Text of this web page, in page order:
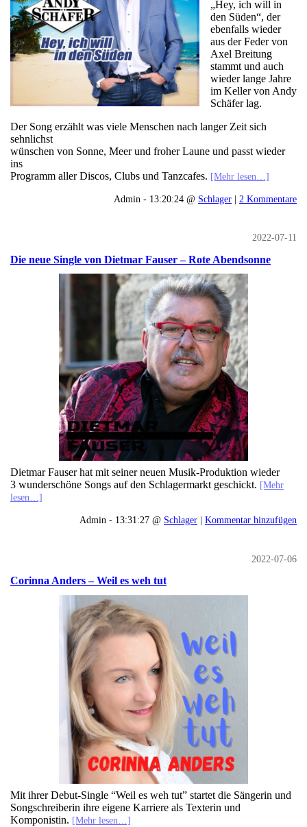
„Hey, ich will in
den Süden“, der
ebenfalls wieder
aus der Feder von
Axel Breitung
stammt und auch
wieder lange Jahre
im Keller von Andy
Schäfer lag.
Der Song erzählt was viele Menschen nach langer Zeit sich
sehnlichst
wünschen von Sonne, Meer und froher Laune und passt wieder
ins
Programm aller Discos, Clubs und Tanzcafes. [Mehr lesen…]
Admin - 13:20:24 @ Schlager | 2 Kommentare
2022-07-11
Die neue Single von Dietmar Fauser – Rote Abendsonne
Dietmar Fauser hat mit seiner neuen Musik-Produktion wieder
3 wunderschöne Songs auf den Schlagermarkt geschickt. [Mehr
lesen…]
Admin - 13:31:27 @ Schlager | Kommentar hinzufügen
2022-07-06
Corinna Anders – Weil es weh tut
Mit ihrer Debut-Single “Weil es weh tut” startet die Sängerin und
Songschreiberin ihre eigene Karriere als Texterin und
Komponistin. [Mehr lesen…]